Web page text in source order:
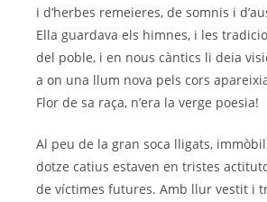
i d’herbes remeieres, de somnis i
Ella guardava els himnes, i les
del poble, i en nous càntics li deia
a on una llum nova pels cors
Flor de sa raça, n’era la verge poesia!
Al peu de la gran soca lligats,
dotze catius estaven en tristes
de víctimes futures. Amb llur vestit i